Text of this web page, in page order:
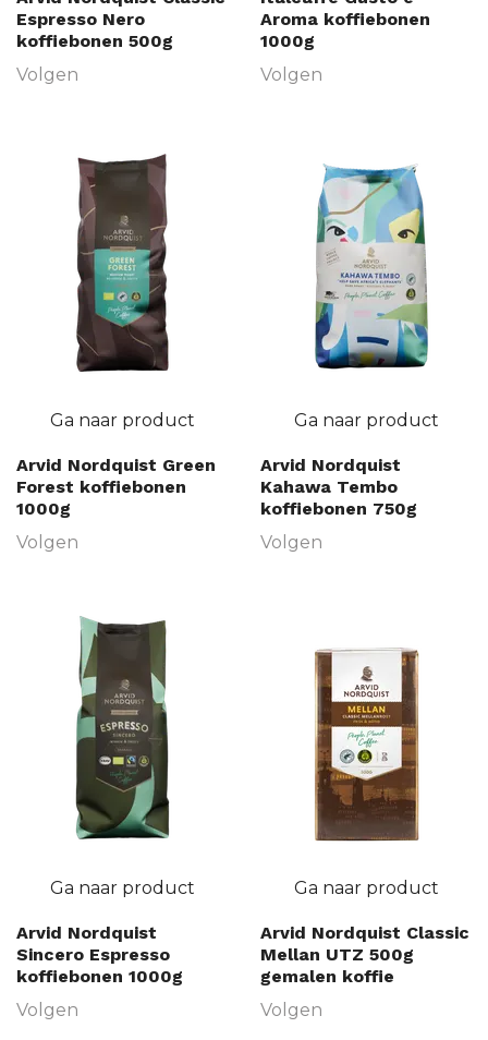
Espresso Nero
koffiebonen 500g
Volgen
Aroma koffiebonen
1000g
Volgen
Ga naar product
Arvid Nordquist Green
Forest koffiebonen
1000g
Volgen
Ga naar product
Arvid Nordquist
Kahawa Tembo
koffiebonen 750g
Volgen
Ga naar product
Arvid Nordquist
Sincero Espresso
koffiebonen 1000g
Volgen
Ga naar product
Arvid Nordquist Classic
Mellan UTZ 500g
gemalen koffie
Volgen